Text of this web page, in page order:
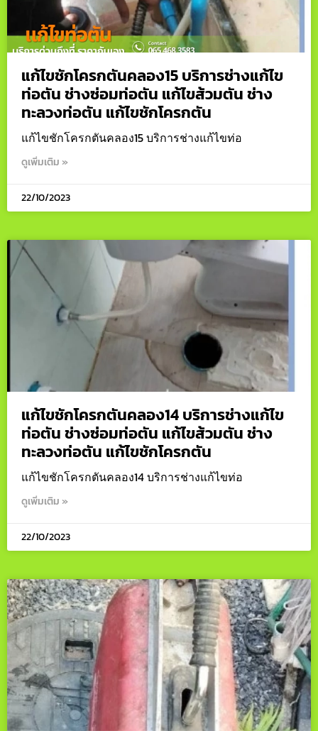
แก้ไขชักโครกตันคลอง15 บริการช่างแก้ไข
ท่อตัน ช่างซ่อมท่อตัน แก้ไขส้วมตัน ช่าง
ทะลวงท่อตัน แก้ไขชักโครกตัน
แก้ไขชักโครกตันคลอง15 บริการช่างแก้ไขท่อ
ดูเพิ่มเติม »
22/10/2023
แก้ไขชักโครกตันคลอง14 บริการช่างแก้ไข
ท่อตัน ช่างซ่อมท่อตัน แก้ไขส้วมตัน ช่าง
ทะลวงท่อตัน แก้ไขชักโครกตัน
แก้ไขชักโครกตันคลอง14 บริการช่างแก้ไขท่อ
ดูเพิ่มเติม »
22/10/2023